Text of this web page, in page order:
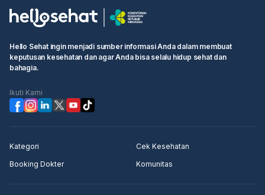
Hello Sehat ingin menjadi sumber informasi Anda dalam membuat
keputusan kesehatan dan agar Anda bisa selalu hidup sehat dan
bahagia.
Ikuti Kami
Kategori
Cek Kesehatan
Booking Dokter
Komunitas